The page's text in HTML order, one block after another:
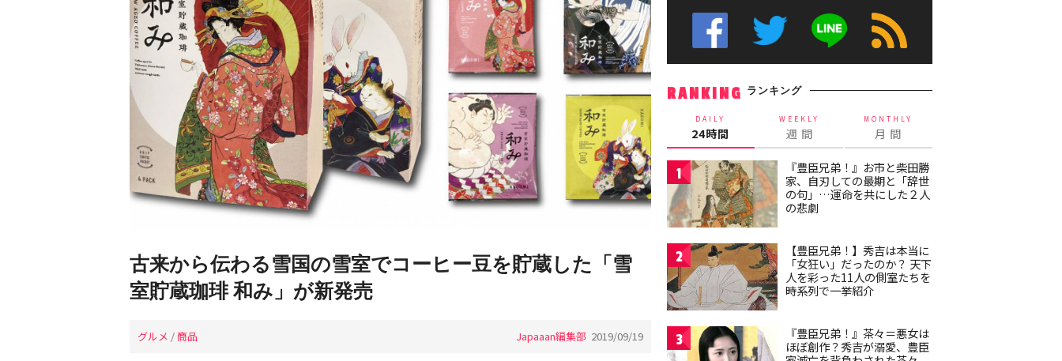
古来から伝わる雪国の雪室でコーヒー豆を貯蔵した「雪
室貯蔵珈琲 和み」が新発売
グルメ / 商品 Japaaan編集部 2019/09/19
RANKING ランキング
DAILY
24時間
WEEKLY
週 間
MONTHLY
月 間
1
『豊臣兄弟！』お市と柴田勝
家、自刃しての最期と「辞世
の句」…運命を共にした２人
の悲劇
2
【豊臣兄弟！】秀吉は本当に
「女狂い」だったのか？ 天下
人を彩った11人の側室たちを
時系列で一挙紹介
3
『豊臣兄弟！』茶々＝悪女は
ほぼ創作？秀吉が溺愛、豊臣